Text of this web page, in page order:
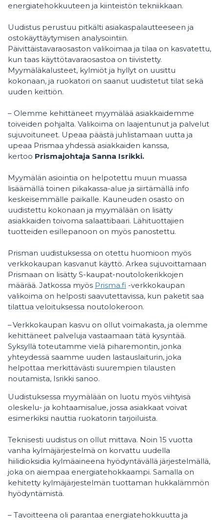
energiatehokkuuteen ja kiinteistön tekniikkaan.
Uudistus perustuu pitkälti asiakaspalautteeseen ja
ostokäyttäytymisen analysointiin.
Päivittäistavaraosaston valikoimaa ja tilaa on kasvatettu,
kun taas käyttötavaraosastoa on tiivistetty.
Myymäläkalusteet, kylmiöt ja hyllyt on uusittu
kokonaan, ja ruokatori on saanut uudistetut tilat sekä
uuden keittiön.
– Olemme kehittäneet myymälää asiakkaidemme
toiveiden pohjalta. Valikoima on laajentunut ja palvelut
sujuvoituneet. Upeaa päästä juhlistamaan uutta ja
upeaa Prismaa yhdessä asiakkaiden kanssa,
kertoo Prismajohtaja Sanna Isrikki.
Myymälän asiointia on helpotettu muun muassa
lisäämällä toinen pikakassa-alue ja siirtämällä info
keskeisemmälle paikalle. Kauneuden osasto on
uudistettu kokonaan ja myymälään on lisätty
asiakkaiden toivoma salaattibaari. Lähituottajien
tuotteiden esillepanoon on myös panostettu.
Prisman uudistuksessa on otettu huomioon myös
verkkokaupan kasvanut käyttö. Arkea sujuvoittamaan
Prismaan on lisätty S-kaupat-noutolokerikkojen
määrää. Jatkossa myös Prisma.fi -verkkokaupan
valikoima on helposti saavutettavissa, kun paketit saa
tilattua veloituksessa noutolokeroon.
– Verkkokaupan kasvu on ollut voimakasta, ja olemme
kehittäneet palveluja vastaamaan tätä kysyntää.
Syksyllä toteutamme vielä piharemontin, jonka
yhteydessä saamme uuden lastauslaiturin, joka
helpottaa merkittävästi suurempien tilausten
noutamista, Isrikki sanoo.
Uudistuksessa myymälään on luotu myös viihtyisä
oleskelu- ja kohtaamisalue, jossa asiakkaat voivat
esimerkiksi nauttia ruokatorin tarjoiluista.
Teknisesti uudistus on ollut mittava. Noin 15 vuotta
vanha kylmäjärjestelmä on korvattu uudella
hiilidioksidia kylmäaineena hyödyntävällä järjestelmällä,
joka on aiempaa energiatehokkaampi. Samalla on
kehitetty kylmäjärjestelmän tuottaman hukkalämmön
hyödyntämistä.
– Tavoitteena oli parantaa energiatehokkuutta ja